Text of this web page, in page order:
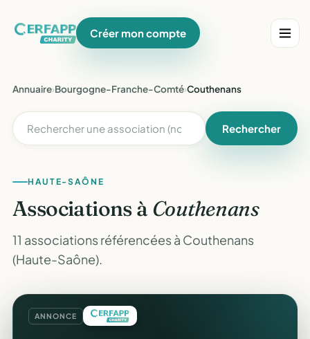
Créer mon compte
Annuaire›Bourgogne-Franche-Comté›Couthenans
Rechercher
HAUTE-SAÔNE
Associations à Couthenans
11 associations référencées à Couthenans
(Haute-Saône).
ANNONCE